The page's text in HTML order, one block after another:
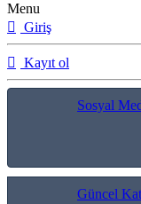
Menu
Giriş
Kayıt ol
Sosyal
Güncel